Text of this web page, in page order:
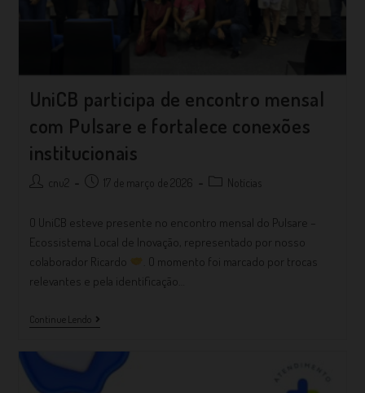
UniCB participa de encontro mensal
com Pulsare e fortalece conexões
institucionais
cnu2 17 de março de 2026 Notícias
O UniCB esteve presente no encontro mensal do Pulsare –
Ecossistema Local de Inovação, representado por nosso
colaborador Ricardo
. O momento foi marcado por trocas
relevantes e pela identificação…
Continue Lendo